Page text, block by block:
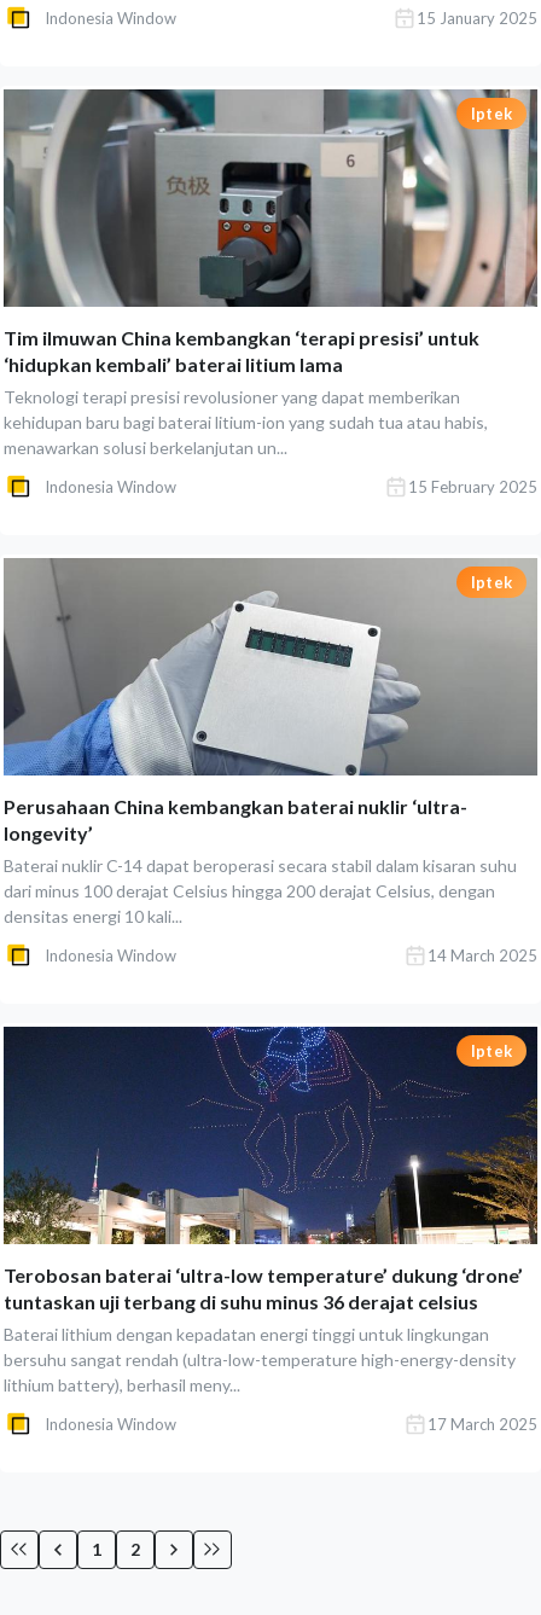
Indonesia Window 15 January 2025
Iptek
Tim ilmuwan China kembangkan ‘terapi presisi’ untuk
‘hidupkan kembali’ baterai litium lama
Teknologi terapi presisi revolusioner yang dapat memberikan
kehidupan baru bagi baterai litium-ion yang sudah tua atau habis,
menawarkan solusi berkelanjutan un...
Indonesia Window 15 February 2025
Iptek
Perusahaan China kembangkan baterai nuklir ‘ultra-
longevity’
Baterai nuklir C-14 dapat beroperasi secara stabil dalam kisaran suhu
dari minus 100 derajat Celsius hingga 200 derajat Celsius, dengan
densitas energi 10 kali...
Indonesia Window 14 March 2025
Iptek
Terobosan baterai ‘ultra-low temperature’ dukung ‘drone’
tuntaskan uji terbang di suhu minus 36 derajat celsius
Baterai lithium dengan kepadatan energi tinggi untuk lingkungan
bersuhu sangat rendah (ultra-low-temperature high-energy-density
lithium battery), berhasil meny...
Indonesia Window 17 March 2025
1 2